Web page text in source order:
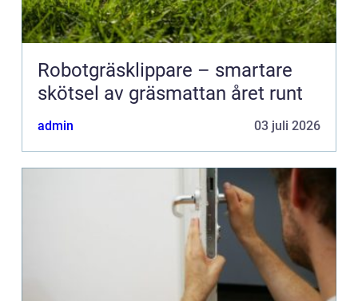
Robotgräsklippare – smartare
skötsel av gräsmattan året runt
admin 03 juli 2026